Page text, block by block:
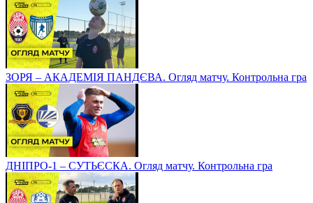
ЗОРЯ – АКАДЕМІЯ ПАНДЄВА. Огляд матчу. Контрольна гра
ДНІПРО-1 – СУТЬЄСКА. Огляд матчу. Контрольна гра